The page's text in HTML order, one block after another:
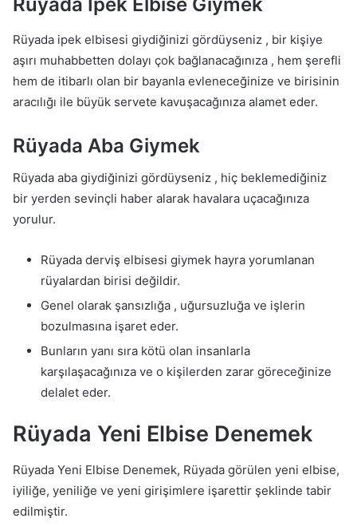
Rüyada ipek elbisesi giydiğinizi gördüyseniz , bir kişiye
aşırı muhabbetten dolayı çok bağlanacağınıza , hem şerefli
hem de itibarlı olan bir bayanla evleneceğinize ve birisinin
aracılığı ile büyük servete kavuşacağınıza alamet eder.
Rüyada Aba Giymek
Rüyada aba giydiğinizi gördüyseniz , hiç beklemediğiniz
bir yerden sevinçli haber alarak havalara uçacağınıza
yorulur.
Rüyada derviş elbisesi giymek hayra yorumlanan
rüyalardan birisi değildir.
Genel olarak şansızlığa , uğursuzluğa ve işlerin
bozulmasına işaret eder.
Bunların yanı sıra kötü olan insanlarla
karşılaşacağınıza ve o kişilerden zarar göreceğinize
delalet eder.
Rüyada Yeni Elbise Denemek
Rüyada Yeni Elbise Denemek, Rüyada görülen yeni elbise,
iyiliğe, yeniliğe ve yeni girişimlere işarettir şeklinde tabir
edilmiştir.